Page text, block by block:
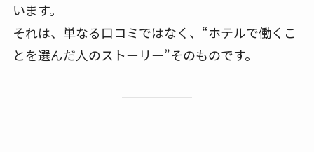
います。
それは、単なる口コミではなく、“ホテルで働くこ
とを選んだ人のストーリー”そのものです。